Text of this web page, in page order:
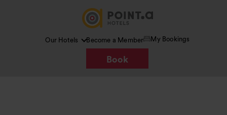
Our Hotels Become a Member My Bookings
Book